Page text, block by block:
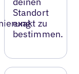
Standort
exakt zu
bestimmen.